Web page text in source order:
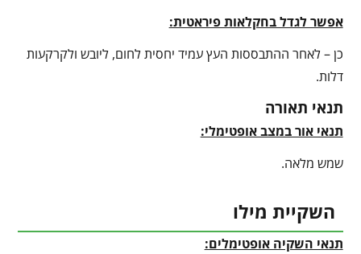
אפשר לגדל בחקלאות פיראטית:
כן – לאחר ההתבססות העץ עמיד יחסית לחום, ליובש ולקרקעות
דלות.
תנאי תאורה
תנאי אור במצב אופטימלי:
שמש מלאה.
השקיית מילו
תנאי השקיה אופטימלים: